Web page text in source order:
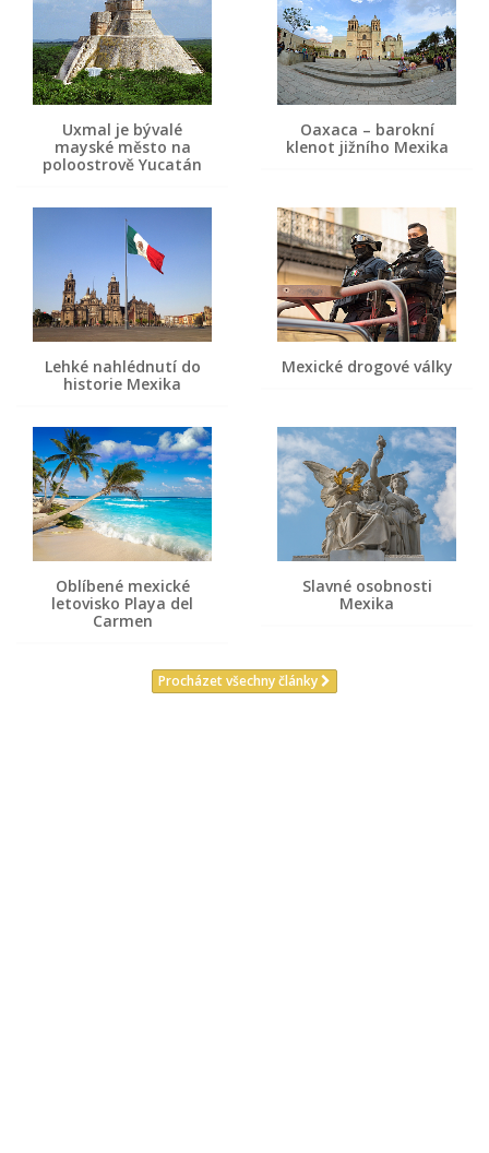
Uxmal je bývalé
mayské město na
poloostrově Yucatán
Oaxaca – barokní
klenot jižního Mexika
Lehké nahlédnutí do
historie Mexika
Mexické drogové války
Oblíbené mexické
letovisko Playa del
Carmen
Slavné osobnosti
Mexika
Procházet všechny články